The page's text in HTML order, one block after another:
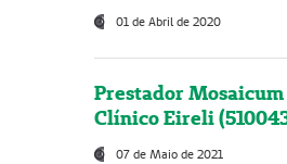
01 de Abril de 2020
Prestador Mosaicum
Clínico Eireli
07 de Maio de 2021